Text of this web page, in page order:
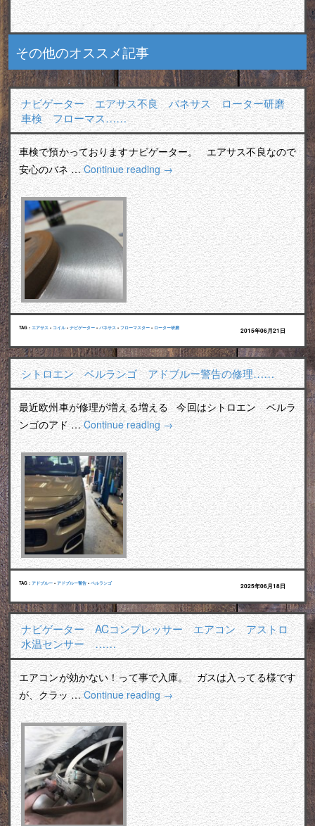
その他のオススメ記事
ナビゲーター エアサス不良 バネサス ローター研磨
車検 フローマス……
車検で預かっておりますナビゲーター。 エアサス不良なので
安心のバネ …Continue reading→
TAG : エアサス • コイル • ナビゲーター • バネサス • フローマスター • ローター研磨 2015年06月21日
シトロエン ベルランゴ アドブルー警告の修理……
最近欧州車が修理が増える増える 今回はシトロエン ベルラ
ンゴのアド …Continue reading→
TAG : アドブルー • アドブルー警告 • ベルランゴ 2025年06月18日
ナビゲーター ACコンプレッサー エアコン アストロ
水温センサー ……
エアコンが効かない！って事で入庫。 ガスは入ってる様です
が、クラッ …Continue reading→